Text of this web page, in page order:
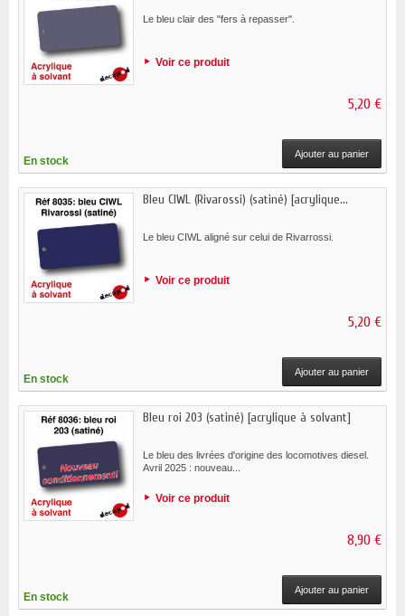
Le bleu clair des "fers à repasser".
Voir ce produit
5,20 €
En stock
Ajouter au panier
Bleu CIWL (Rivarossi) (satiné) [acrylique...
Le bleu CIWL aligné sur celui de Rivarrossi.
Voir ce produit
5,20 €
En stock
Ajouter au panier
Bleu roi 203 (satiné) [acrylique à solvant]
Le bleu des livrées d'origine des locomotives diesel.
Avril 2025 : nouveau...
Voir ce produit
8,90 €
En stock
Ajouter au panier